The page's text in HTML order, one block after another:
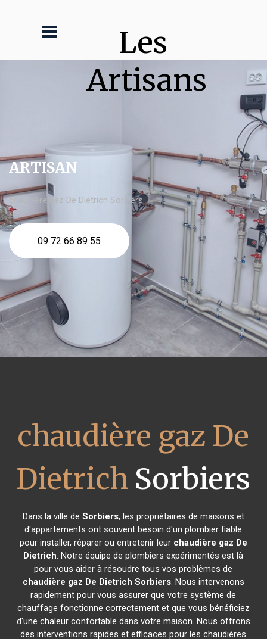
Les
Artisans
ARTISAN
chaudière gaz De Dietrich Sorbiers
09 72 66 89 55
chaudière gaz De
Dietrich Sorbiers
Dans la ville de Sorbiers, les propriétaires de maisons et
d'appartements ont souvent besoin d'un plombier fiable
pour installer, réparer ou entretenir leur chaudière gaz De
Dietrich. Notre équipe de plombiers expérimentés est là
pour vous aider à résoudre tous vos problèmes de
chaudière gaz De Dietrich Sorbiers. Nous intervenons
rapidement pour vous assurer que votre système de
chauffage fonctionne correctement et que vous bénéficiez
d'une chaleur confortable dans votre maison. Nous offrons
des interventions rapides et efficaces pour les chaudières